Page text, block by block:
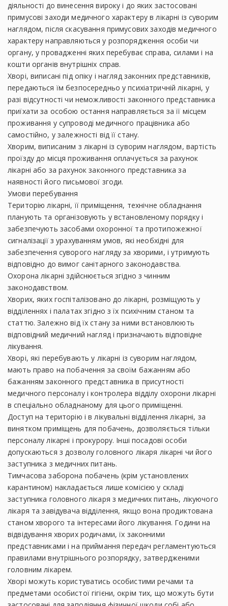
діяльності до винесення вироку і до яких застосовані
примусові заходи медичного характеру в лікарні із суворим
наглядом, після скасування примусових заходів медичного
характеру направляються у розпорядження особи чи
органу, у провадженні яких перебуває справа, силами і на
кошти органів внутрішніх справ.
Хворі, виписані під опіку і нагляд законних представників,
передаються їм безпосередньо у психіатричній лікарні, у
разі відсутності чи неможливості законного представника
приїхати за особою остання направляється за її місцем
проживання у супроводі медичного працівника або
самостійно, у залежності від її стану.
Хворим, виписаним з лікарні із суворим наглядом, вартість
проїзду до місця проживання оплачується за рахунок
лікарні або за рахунок законного представника за
наявності його письмової згоди.
Умови перебування
Територію лікарні, її приміщення, технічне обладнання
планують та організовують у встановленому порядку і
забезпечують засобами охоронної та протипожежної
сигналізації з урахуванням умов, які необхідні для
забезпечення суворого нагляду за хворими, і утримують
відповідно до вимог санітарного законодавства.
Охорона лікарні здійснюється згідно з чинним
законодавством.
Хворих, яких госпіталізовано до лікарні, розміщують у
відділеннях і палатах згідно з їх психічним станом та
статтю. Залежно від їх стану за ними встановлюють
відповідний медичний нагляд і призначають відповідне
лікування.
Хворі, які перебувають у лікарні із суворим наглядом,
мають право на побачення за своїм бажанням або
бажанням законного представника в присутності
медичного персоналу і контролера відділу охорони лікарні
в спеціально обладнаному для цього приміщенні.
Доступ на територію і в лікувальні відділення лікарні, за
винятком приміщень для побачень, дозволяється тільки
персоналу лікарні і прокурору. Інші посадові особи
допускаються з дозволу головного лікаря лікарні чи його
заступника з медичних питань.
Тимчасова заборона побачень (крім установлених
карантином) накладається лише комісією у складі
заступника головного лікаря з медичних питань, лікуючого
лікаря та завідувача відділення, якщо вона продиктована
станом хворого та інтересами його лікування. Години на
відвідування хворих родичами, їх законними
представниками і на приймання передач регламентуються
правилами внутрішнього розпорядку, затвердженими
головним лікарем.
Хворі можуть користуватись особистими речами та
предметами особистої гігієни, окрім тих, що можуть бути